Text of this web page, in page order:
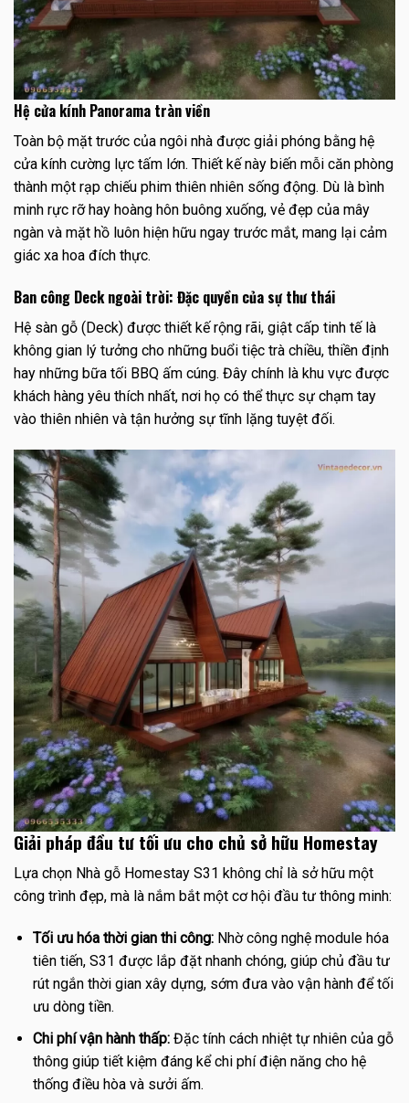
Hệ cửa kính Panorama tràn viền
Toàn bộ mặt trước của ngôi nhà được giải phóng bằng hệ
cửa kính cường lực tấm lớn. Thiết kế này biến mỗi căn phòng
thành một rạp chiếu phim thiên nhiên sống động. Dù là bình
minh rực rỡ hay hoàng hôn buông xuống, vẻ đẹp của mây
ngàn và mặt hồ luôn hiện hữu ngay trước mắt, mang lại cảm
giác xa hoa đích thực.
Ban công Deck ngoài trời: Đặc quyền của sự thư thái
Hệ sàn gỗ (Deck) được thiết kế rộng rãi, giật cấp tinh tế là
không gian lý tưởng cho những buổi tiệc trà chiều, thiền định
hay những bữa tối BBQ ấm cúng. Đây chính là khu vực được
khách hàng yêu thích nhất, nơi họ có thể thực sự chạm tay
vào thiên nhiên và tận hưởng sự tĩnh lặng tuyệt đối.
Giải pháp đầu tư tối ưu cho chủ sở hữu Homestay
Lựa chọn Nhà gỗ Homestay S31 không chỉ là sở hữu một
công trình đẹp, mà là nắm bắt một cơ hội đầu tư thông minh:
Tối ưu hóa thời gian thi công:Nhờ công nghệ module hóa
tiên tiến, S31 được lắp đặt nhanh chóng, giúp chủ đầu tư
rút ngắn thời gian xây dựng, sớm đưa vào vận hành để tối
ưu dòng tiền.
Chi phí vận hành thấp:Đặc tính cách nhiệt tự nhiên của gỗ
thông giúp tiết kiệm đáng kể chi phí điện năng cho hệ
thống điều hòa và sưởi ấm.